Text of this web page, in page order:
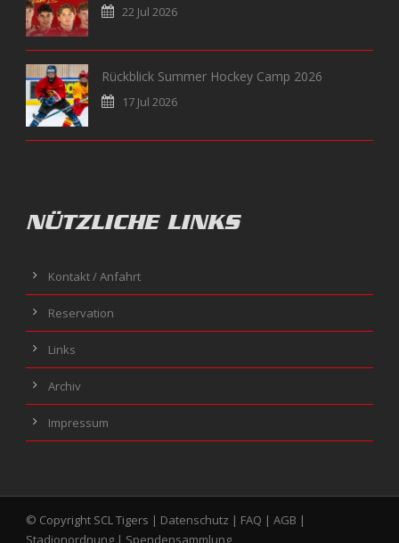
22 Jul 2026
Rückblick Summer Hockey Camp 2026
17 Jul 2026
NÜTZLICHE LINKS
Kontakt / Anfahrt
Reservation
Links
Archiv
Impressum
© Copyright SCL Tigers | Datenschutz | FAQ | AGB |
Stadionordnung | Spendensammlung